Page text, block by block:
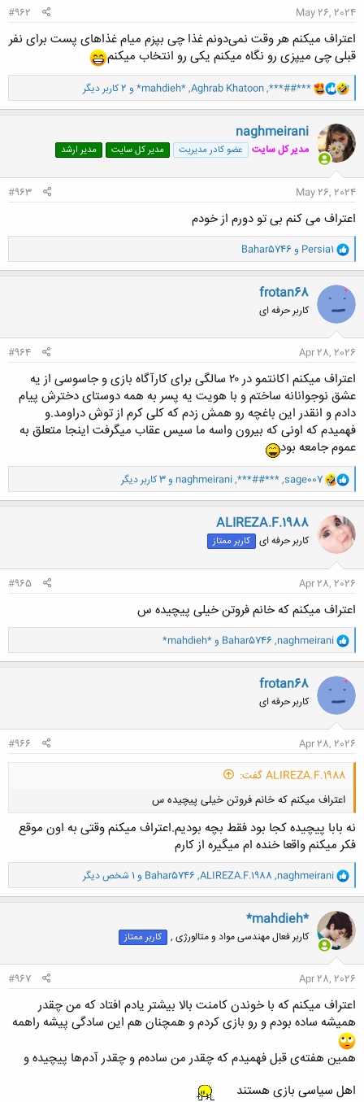
May 26, 2024
#962
اعتراف میکنم هر وقت نمی‌دونم غذا چی بپزم میام غذاهای پست برای نفر
قبلی چی میپزی رو نگاه میکنم یکی رو انتخاب میکنم
و
ا
ک
ش
ه
:
***##***
,
Aghrab Khatoon
,
*mahdieh* و 2 کاربر دیگر
naghmeirani
مدیر کل سایت عضو کادر مدیریت مدیر کل سایت مدیر ارشد
May 26, 2024
#963
اعتراف می کنم بی تو دورم از خودم
و
ا
ک
ن
ش
ه
ا
Persia1 و Bahar5746
frotan68
کاربر حرفه ای
Apr 28, 2026
#964
اعتراف میکنم اکانتمو در ۲۰ سالگی برای کارآگاه بازی و جاسوسی از یه
عشق نوجوانانه ساختم و با هویت یه پسر به همه دوستای دخترش پیام
دادم و انقدر این باغچه رو همش زدم که کلی کرم از توش دراومد.و
فهمیدم که اونی که بیرون واسه ما سیس عقاب میگرفت اینجا متعلق به
عموم جامعه بود
و
ا
ک
ن
ش
ه
:
sage007
,
***##***
,
naghmeirani و 3 کاربر دیگر
ALIREZA.F.1988
کاربر حرفه ای کاربر ممتاز
Apr 28, 2026
#965
اعتراف میکنم که خانم فروتن خیلی پیچیده س
و
ا
ک
ن
ش
ه
ا
naghmeirani
,
Bahar5746 و *mahdieh*
frotan68
کاربر حرفه ای
Apr 28, 2026
#966
ALIREZA.F.1988 گفت:
اعتراف میکنم که خانم فروتن خیلی پیچیده س
نه بابا پیچیده کجا بود فقط بچه بودیم.اعتراف میکنم وقتی به اون موقع
فکر میکنم واقعا خنده ام میگیره از کارم
و
ا
ک
ن
ش
ه
ا
naghmeirani
,
ALIREZA.F.1988
,
Bahar5746 و 1 شخص دیگر
*mahdieh*
کاربر فعال مهندسی مواد و متالورژی , کاربر ممتاز
Apr 28, 2026
#967
اعتراف میکنم که با خوندن کامنت بالا بیشتر یادم افتاد که من چقدر
همیشه ساده بودم و رو بازی کردم و همچنان هم این سادگی پیشه راهمه
همین هفته‌ی قبل فهمیدم که چقدر من ساده‌م و چقدر آدم‌ها پیچیده و
اهل سیاسی بازی هستند